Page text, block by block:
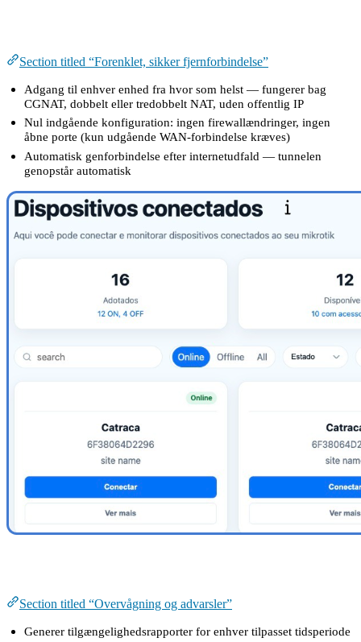
Section titled “Forenklet, sikker fjernforbindelse”
Adgang til enhver enhed fra hvor som helst — fungerer bag
CGNAT, dobbelt eller tredobbelt NAT, uden offentlig IP
Nul indgående konfiguration: ingen firewallændringer, ingen
åbne porte (kun udgående WAN-forbindelse kræves)
Automatisk genforbindelse efter internetudfald — tunnelen
genopstår automatisk
Section titled “Overvågning og advarsler”
Generer tilgængelighedsrapporter for enhver tilpasset tidsperiode